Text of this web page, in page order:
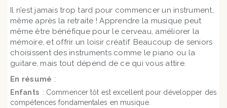
Il n’est jamais trop tard pour commencer un instrument,
même après la retraite ! Apprendre la musique peut
même être bénéfique pour le cerveau, améliorer la
mémoire, et offrir un loisir créatif. Beaucoup de seniors
choisissent des instruments comme le piano ou la
guitare, mais tout dépend de ce qui vous attire.
En résumé :
Enfants : Commencer tôt est excellent pour développer des
compétences fondamentales en musique.